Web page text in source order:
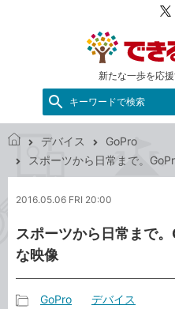
新たな一歩を応
キーワードで検索
ネ
ト
デバイス
GoPro
スポーツから日常まで。
2016.05.06 FRI 20:00
スポーツから日常まで
な映像
GoPro デバイス